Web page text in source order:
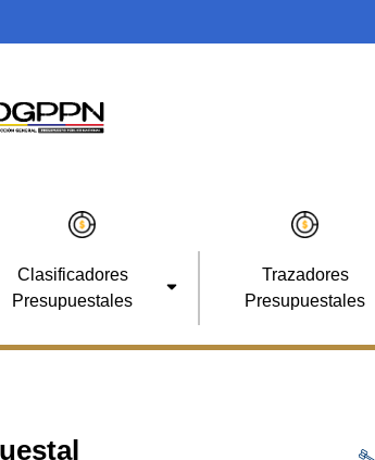
Clasificadores
Presupuestales
Trazadores
Presupuestales